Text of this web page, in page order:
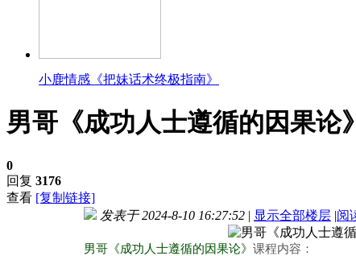
小鹿情感《把妹话术终极指南》
男哥《成功人士遵循的因果论》
0
回复 3176
查看 [复制链接]
发表于 2024-8-10 16:27:52 | 显示全部楼层 |阅
男哥《成功人士遵循的因果论》 课程内容：